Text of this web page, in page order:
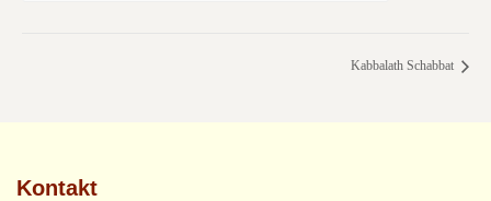
Kabbalath Schabbat
Kontakt